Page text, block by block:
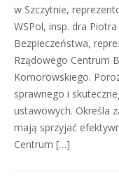
w Szczytnie,
WSPol, insp. dra
Bezpieczeństwa,
Rządowego Centrum
Komorowskiego.
sprawnego i
ustawowych. Określa
mają sprzyjać
Centrum […]